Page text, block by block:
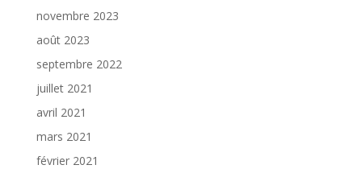
novembre 2023
août 2023
septembre 2022
juillet 2021
avril 2021
mars 2021
février 2021